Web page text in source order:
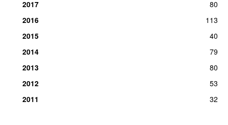
2017
80
2016
113
2015
40
2014
79
2013
80
2012
53
2011
32